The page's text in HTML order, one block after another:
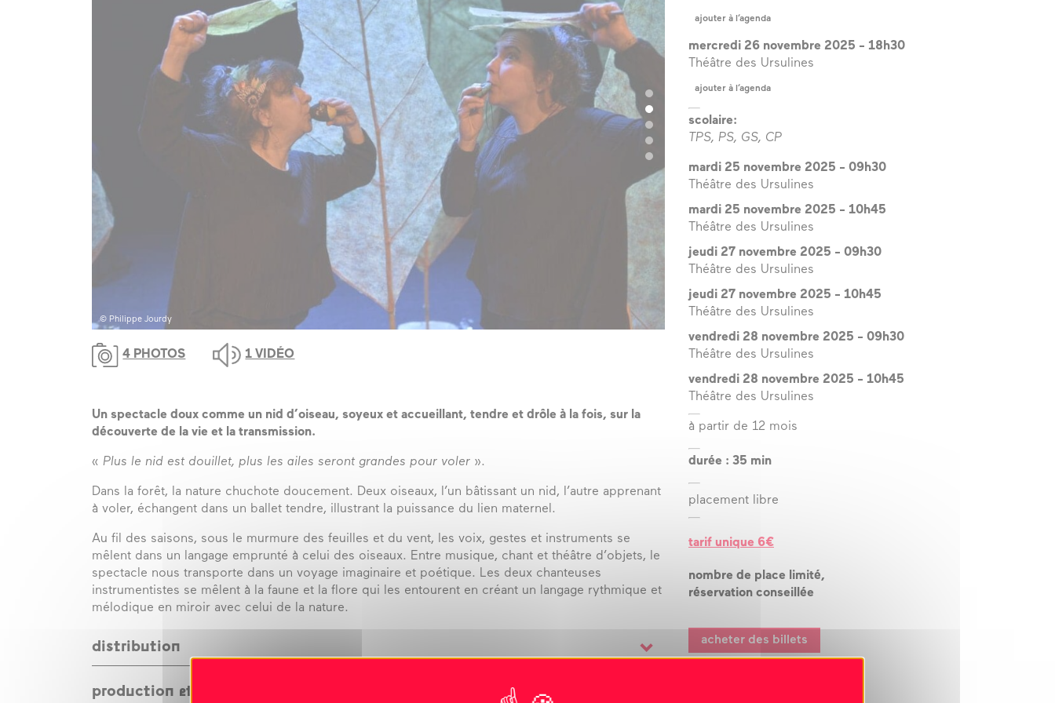
?
l’équipe
les espaces
les partenaires
la transition
écologique
© Philippe Jourdy
4 PHOTOS 1 VIDÉO
Un spectacle doux comme un nid d’oiseau, soyeux et accueillant, tendre et drôle à la fois, sur la
découverte de la vie et la transmission.
« Plus le nid est douillet, plus les ailes seront grandes pour voler ».
Dans la forêt, la nature chuchote doucement. Deux oiseaux, l’un bâtissant un nid, l’autre apprenant
à voler, échangent dans un ballet tendre, illustrant la puissance du lien maternel.
Au fil des saisons, sous le murmure des feuilles et du vent, les voix, gestes et instruments se
mêlent dans un langage emprunté à celui des oiseaux. Entre musique, chant et théâtre d’objets, le
spectacle nous transporte dans un voyage imaginaire et poétique. Les deux chanteuses
instrumentistes se mêlent à la faune et la flore qui les entourent en créant un langage rythmique et
mélodique en miroir avec celui de la nature.
distribution
Renaud/ décorFabrice Pressignout
production et soutien
ajouter à l’agenda
mercredi 26 novembre 2025 - 18h30
Théâtre des Ursulines
ajouter à l’agenda
scolaire:
TPS, PS, GS, CP
mardi 25 novembre 2025 - 09h30
Théâtre des Ursulines
mardi 25 novembre 2025 - 10h45
Théâtre des Ursulines
jeudi 27 novembre 2025 - 09h30
Théâtre des Ursulines
jeudi 27 novembre 2025 - 10h45
Théâtre des Ursulines
vendredi 28 novembre 2025 - 09h30
Théâtre des Ursulines
vendredi 28 novembre 2025 - 10h45
Théâtre des Ursulines
à partir de 12 mois
durée : 35 min
placement libre
tarif unique 6€
nombre de place limité,
réservation conseillée
acheter des billets